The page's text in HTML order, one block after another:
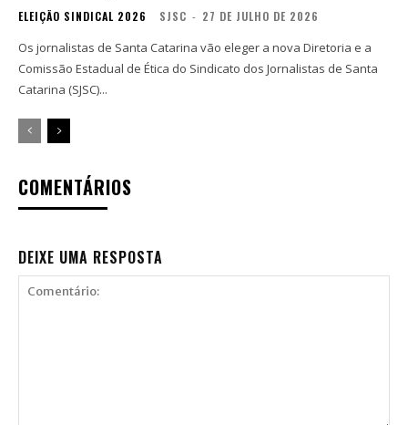
ELEIÇÃO SINDICAL 2026 SJSC - 27 DE JULHO DE 2026
Os jornalistas de Santa Catarina vão eleger a nova Diretoria e a
Comissão Estadual de Ética do Sindicato dos Jornalistas de Santa
Catarina (SJSC)...
COMENTÁRIOS
DEIXE UMA RESPOSTA